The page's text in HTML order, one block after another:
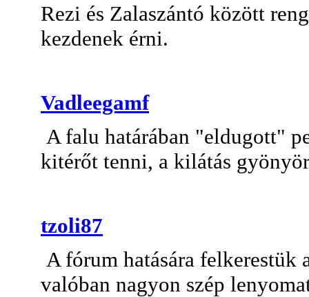
Rezi és Zalaszántó között
kezdenek érni.
Vadleegamf
A falu határában "eldugott"
kitérőt tenni, a kilátás
tzoli87
A fórum hatására
valóban nagyon szép